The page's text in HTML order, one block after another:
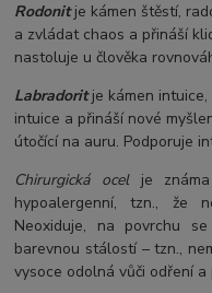
Rodonitje kámen štěstí,
a zvládat chaos a přináší
nastoluje u člověka
Labradoritje kámen intuice,
intuice a přináší nové
útočící na auru. Podporuje
Chirurgická ocelje známa
hypoalergenní, tzn., že
Neoxiduje, na povrchu
barevnou stálostí – tzn.,
vysoce odolná vůči odření a